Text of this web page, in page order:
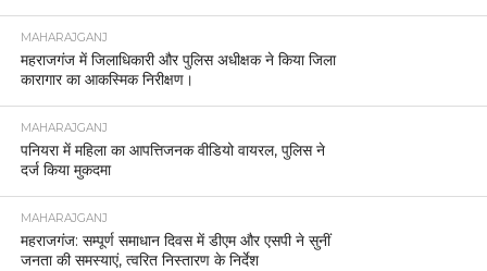
MAHARAJGANJ
महराजगंज में जिलाधिकारी और पुलिस अधीक्षक ने किया जिला
कारागार का आकस्मिक निरीक्षण।
MAHARAJGANJ
पनियरा में महिला का आपत्तिजनक वीडियो वायरल, पुलिस ने
दर्ज किया मुकदमा
MAHARAJGANJ
महराजगंज: सम्पूर्ण समाधान दिवस में डीएम और एसपी ने सुनीं
जनता की समस्याएं, त्वरित निस्तारण के निर्देश